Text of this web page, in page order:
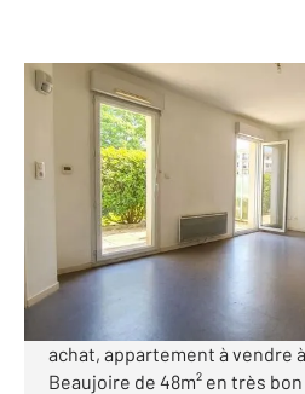
NANTES 44
48,31 m2, 2 pièces
Ref : 1791
Appartement T2 à vendre
145 000 €
Visiter le site dédié
Opportunité à saisir ! Idéal
achat, appartement à vendre
Beaujoire de 48m² en très